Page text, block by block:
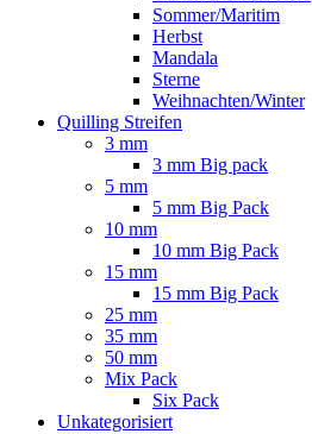
Sommer/Maritim
Herbst
Mandala
Sterne
Weihnachten/Winter
Quilling Streifen
3 mm
3 mm Big pack
5 mm
5 mm Big Pack
10 mm
10 mm Big Pack
15 mm
15 mm Big Pack
25 mm
35 mm
50 mm
Mix Pack
Six Pack
Unkategorisiert